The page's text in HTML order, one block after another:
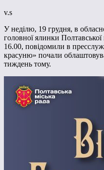
v.s
У неділю, 19 грудня, в
головної ялинки
16.00, повідомили в
красуню» почали
тиждень тому.